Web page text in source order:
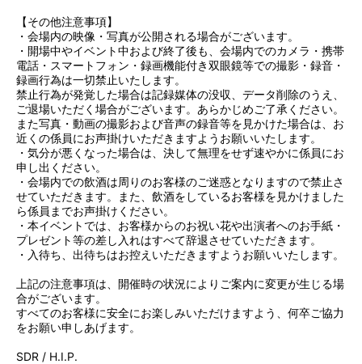
【その他注意事項】
・会場内の映像・写真が公開される場合がございます。
・開場中やイベント中および終了後も、会場内でのカメラ・携帯
電話・スマートフォン・録画機能付き双眼鏡等での撮影・録音・
録画行為は一切禁止いたします。
禁止行為が発覚した場合は記録媒体の没収、データ削除のうえ、
ご退場いただく場合がございます。あらかじめご了承ください。
また写真・動画の撮影および音声の録音等を見かけた場合は、お
近くの係員にお声掛けいただきますようお願いいたします。
・気分が悪くなった場合は、決して無理をせず速やかに係員にお
申し出ください。
・会場内での飲酒は周りのお客様のご迷惑となりますので禁止さ
せていただきます。また、飲酒をしているお客様を見かけました
ら係員までお声掛けください。
・本イベントでは、お客様からのお祝い花や出演者へのお手紙・
プレゼント等の差し入れはすべて辞退させていただきます。
・入待ち、出待ちはお控えいただきますようお願いいたします。
上記の注意事項は、開催時の状況によりご案内に変更が生じる場
合がございます。
すべてのお客様に安全にお楽しみいただけますよう、何卒ご協力
をお願い申しあげます。
SDR / H.I.P.